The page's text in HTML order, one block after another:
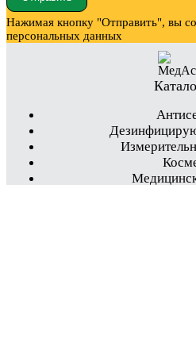
Нажимая кнопку "Отправить", вы
персональных данных